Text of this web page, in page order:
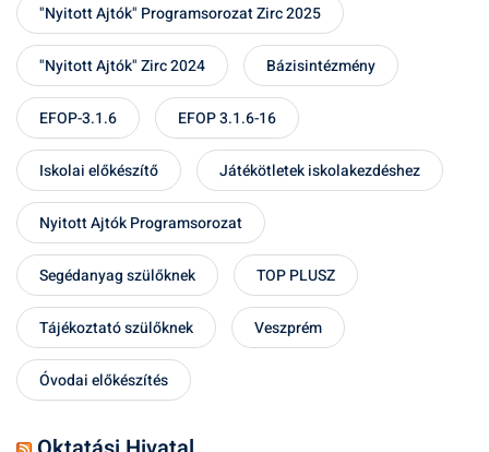
"Nyitott Ajtók" Programsorozat Zirc 2025
"Nyitott Ajtók" Zirc 2024 Bázisintézmény
EFOP-3.1.6 EFOP 3.1.6-16
Iskolai előkészítő Játékötletek iskolakezdéshez
Nyitott Ajtók Programsorozat
Segédanyag szülőknek TOP PLUSZ
Tájékoztató szülőknek Veszprém
Óvodai előkészítés